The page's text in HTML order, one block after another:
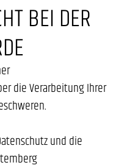
BEI DER
die Verarbeitung Ihrer
und die